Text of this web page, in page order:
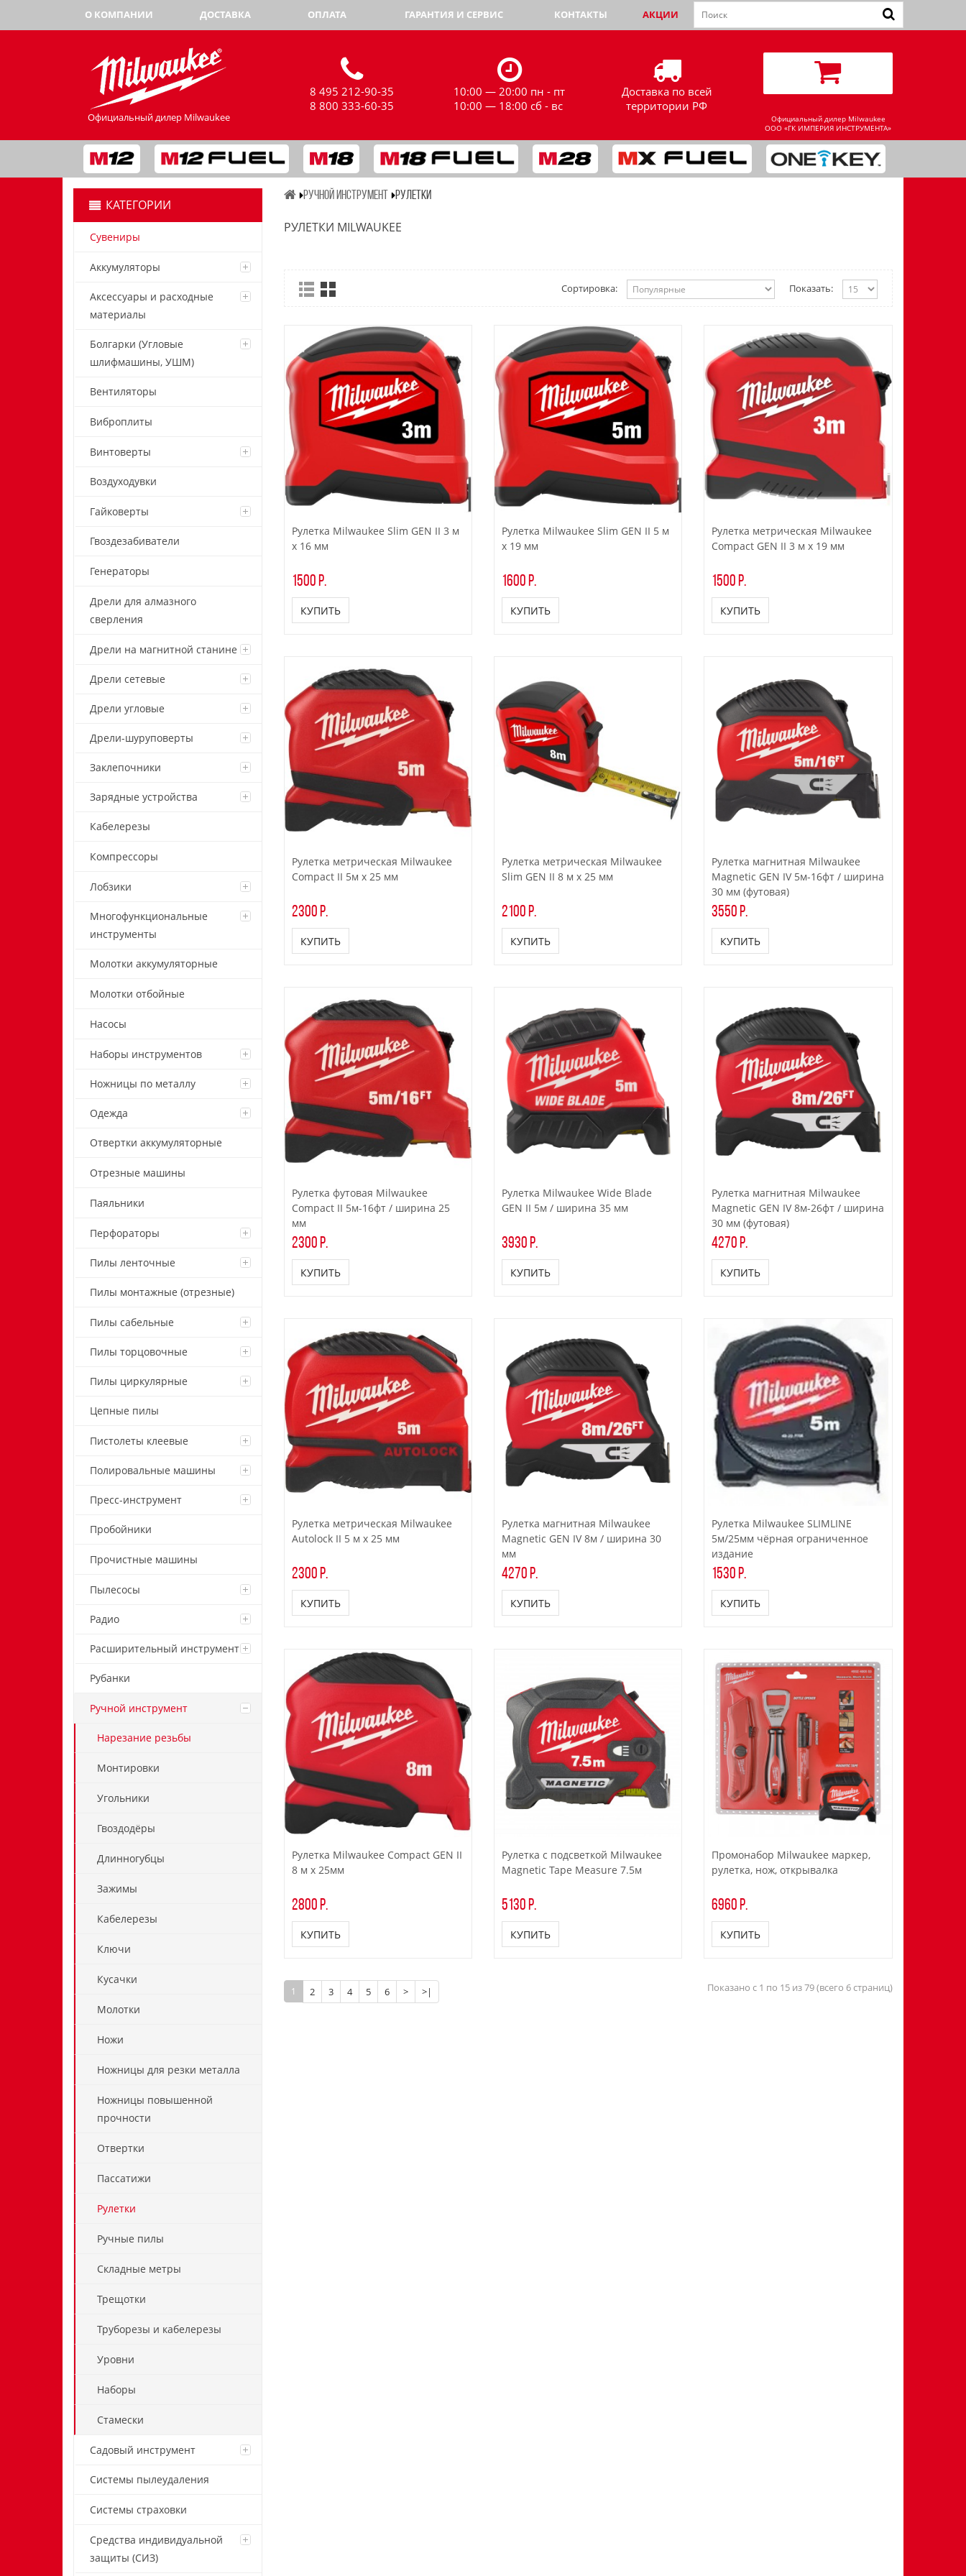
О КОМПАНИИ ДОСТАВКА ОПЛАТА ГАРАНТИЯ И СЕРВИС КОНТАКТЫ АКЦИИ
Официальный дилер Milwaukee
8 495 212-90-35
8 800 333-60-35
10:00 — 20:00 пн - пт
10:00 — 18:00 сб - вс
Доставка по всей
территории РФ
Официальный дилер Milwaukee
ООО «ГК ИМПЕРИЯ ИНСТРУМЕНТА»
КАТЕГОРИИ
Сувениры
Аккумуляторы
Аксессуары и расходные
материалы
Болгарки (Угловые
шлифмашины, УШМ)
Вентиляторы
Виброплиты
Винтоверты
Воздуходувки
Гайковерты
Гвоздезабиватели
Генераторы
Дрели для алмазного
сверления
Дрели на магнитной станине
Дрели сетевые
Дрели угловые
Дрели-шуруповерты
Заклепочники
Зарядные устройства
Кабелерезы
Компрессоры
Лобзики
Многофункциональные
инструменты
Молотки аккумуляторные
Молотки отбойные
Насосы
Наборы инструментов
Ножницы по металлу
Одежда
Отвертки аккумуляторные
Отрезные машины
Паяльники
Перфораторы
Пилы ленточные
Пилы монтажные (отрезные)
Пилы сабельные
Пилы торцовочные
Пилы циркулярные
Цепные пилы
Пистолеты клеевые
Полировальные машины
Пресс-инструмент
Пробойники
Прочистные машины
Пылесосы
Радио
Расширительный инструмент
Рубанки
Ручной инструмент
Нарезание резьбы
Монтировки
Угольники
Гвоздодёры
Длинногубцы
Зажимы
Кабелерезы
Ключи
Кусачки
Молотки
Ножи
Ножницы для резки металла
Ножницы повышенной
прочности
Отвертки
Пассатижи
Рулетки
Ручные пилы
Складные метры
Трещотки
Труборезы и кабелерезы
Уровни
Наборы
Стамески
Садовый инструмент
Системы пылеудаления
Системы страховки
Средства индивидуальной
защиты (СИЗ)
РУЧНОЙ ИНСТРУМЕНТ РУЛЕТКИ
РУЛЕТКИ MILWAUKEE
Показать:
Сортировка:
Рулетка Milwaukee Slim GEN II 3 м
x 16 мм
1500 р.
КУПИТЬ
Рулетка Milwaukee Slim GEN II 5 м
x 19 мм
1600 р.
КУПИТЬ
Рулетка метрическая Milwaukee
Compact GEN II 3 м x 19 мм
1500 р.
КУПИТЬ
Рулетка метрическая Milwaukee
Compact II 5м x 25 мм
2300 р.
КУПИТЬ
Pулетка метрическая Milwaukee
Slim GEN II 8 м x 25 мм
2100 р.
КУПИТЬ
Рулетка магнитная Milwaukee
Magnetic GEN IV 5м-16фт / ширина
30 мм (футовая)
3550 р.
КУПИТЬ
Рулетка футовая Milwaukee
Compact II 5м-16фт / ширина 25
мм
2300 р.
КУПИТЬ
Рулетка Milwaukee Wide Blade
GEN II 5м / ширина 35 мм
3930 р.
КУПИТЬ
Рулетка магнитная Milwaukee
Magnetic GEN IV 8м-26фт / ширина
30 мм (футовая)
4270 р.
КУПИТЬ
Рулетка метрическая Milwaukee
Autolock II 5 м x 25 мм
2300 р.
КУПИТЬ
Рулетка магнитная Milwaukee
Magnetic GEN IV 8м / ширина 30
мм
4270 р.
КУПИТЬ
Рулетка Milwaukee SLIMLINE
5м/25мм чёрная ограниченное
издание
1530 р.
КУПИТЬ
Рулетка Milwaukee Compact GEN II
8 м x 25мм
2800 р.
КУПИТЬ
Рулетка с подсветкой Milwaukee
Magnetic Tape Measure 7.5м
5130 р.
КУПИТЬ
Промонабор Milwaukee маркер,
рулетка, нож, открывалка
6960 р.
КУПИТЬ
1 2 3 4 5 6 > >| Показано с 1 по 15 из 79 (всего 6 страниц)